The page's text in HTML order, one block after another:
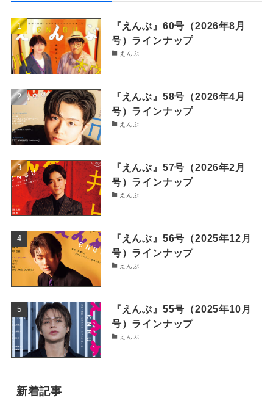
『えんぶ』60号（2026年8月
号）ラインナップ
えんぶ
『えんぶ』58号（2026年4月
号）ラインナップ
えんぶ
『えんぶ』57号（2026年2月
号）ラインナップ
えんぶ
『えんぶ』56号（2025年12月
号）ラインナップ
えんぶ
『えんぶ』55号（2025年10月
号）ラインナップ
えんぶ
新着記事